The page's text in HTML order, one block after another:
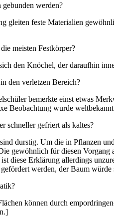
gebunden werden?
gleiten feste Materialien
meisten Festkörper?
den Knöchel, der daraufhin
den verletzen Bereich?
bemerkte einst etwas
Beobachtung wurde
schneller gefriert als kaltes?
durstig. Um die in Pflanzen
gewöhnlich für diesen Vorgang
diese Erklärung allerdings
werden, der Baum würde
können durch